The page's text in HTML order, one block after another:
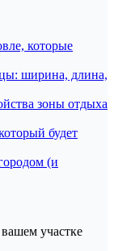
которые
ширина, длина,
зоны отдыха
будет
(и
участке